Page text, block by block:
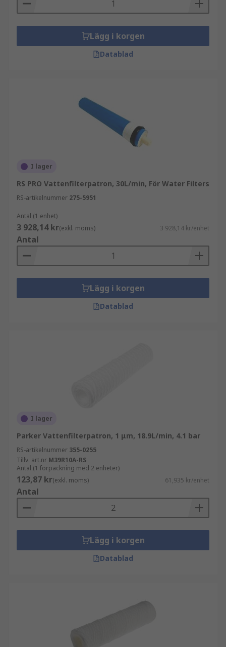
Lägg i korgen
Datablad
I lager
RS PRO Vattenfilterpatron, 30L/min, För Water Filters
RS-artikelnummer 275-5951
Antal (1 enhet)
3 928,14 kr(exkl. moms) 3 928,14 kr/enhet
Antal
Lägg i korgen
Datablad
I lager
Parker Vattenfilterpatron, 1 μm, 18.9L/min, 4.1 bar
RS-artikelnummer 355-0255
Tillv. art.nr M39R10A-RS
Antal (1 förpackning med 2 enheter)
123,87 kr(exkl. moms) 61,935 kr/enhet
Antal
Lägg i korgen
Datablad